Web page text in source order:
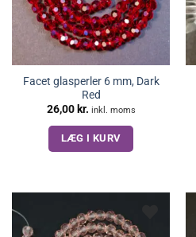
Facet glasperler 6 mm, Dark
Red
26,00 kr. inkl. moms
LÆG I KURV